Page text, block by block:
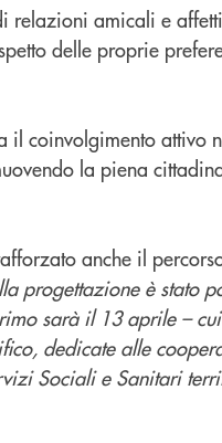
relazioni amicali e
delle proprie
il coinvolgimento attivo
la piena
anche il
progettazione è stato
sarà il 13 aprile –
dedicate alle
Sociali e Sanitari